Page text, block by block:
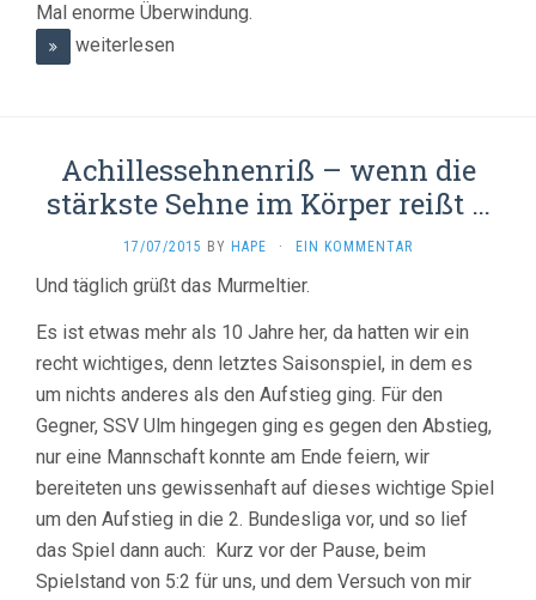
Mal enorme Überwindung.
weiterlesen
Achillessehnenriß – wenn die
stärkste Sehne im Körper reißt …
17/07/2015 BY HAPE · EIN KOMMENTAR
Und täglich grüßt das Murmeltier.
Es ist etwas mehr als 10 Jahre her, da hatten wir ein
recht wichtiges, denn letztes Saisonspiel, in dem es
um nichts anderes als den Aufstieg ging. Für den
Gegner, SSV Ulm hingegen ging es gegen den Abstieg,
nur eine Mannschaft konnte am Ende feiern, wir
bereiteten uns gewissenhaft auf dieses wichtige Spiel
um den Aufstieg in die 2. Bundesliga vor, und so lief
das Spiel dann auch: Kurz vor der Pause, beim
Spielstand von 5:2 für uns, und dem Versuch von mir